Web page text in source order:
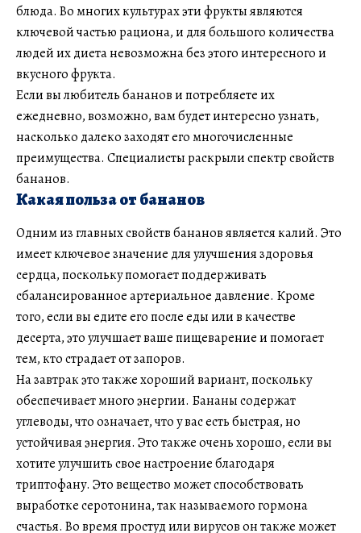
блюда. Во многих культурах эти фрукты являются
ключевой частью рациона, и для большого количества
людей их диета невозможна без этого интересного и
вкусного фрукта.
Если вы любитель бананов и потребляете их
ежедневно, возможно, вам будет интересно узнать,
насколько далеко заходят его многочисленные
преимущества. Специалисты раскрыли спектр свойств
бананов.
Какая польза от бананов
Одним из главных свойств бананов является калий. Это
имеет ключевое значение для улучшения здоровья
сердца, поскольку помогает поддерживать
сбалансированное артериальное давление. Кроме
того, если вы едите его после еды или в качестве
десерта, это улучшает ваше пищеварение и помогает
тем, кто страдает от запоров.
На завтрак это также хороший вариант, поскольку
обеспечивает много энергии. Бананы содержат
углеводы, что означает, что у вас есть быстрая, но
устойчивая энергия. Это также очень хорошо, если вы
хотите улучшить свое настроение благодаря
триптофану. Это вещество может способствовать
выработке серотонина, так называемого гормона
счастья. Во время простуд или вирусов он также может